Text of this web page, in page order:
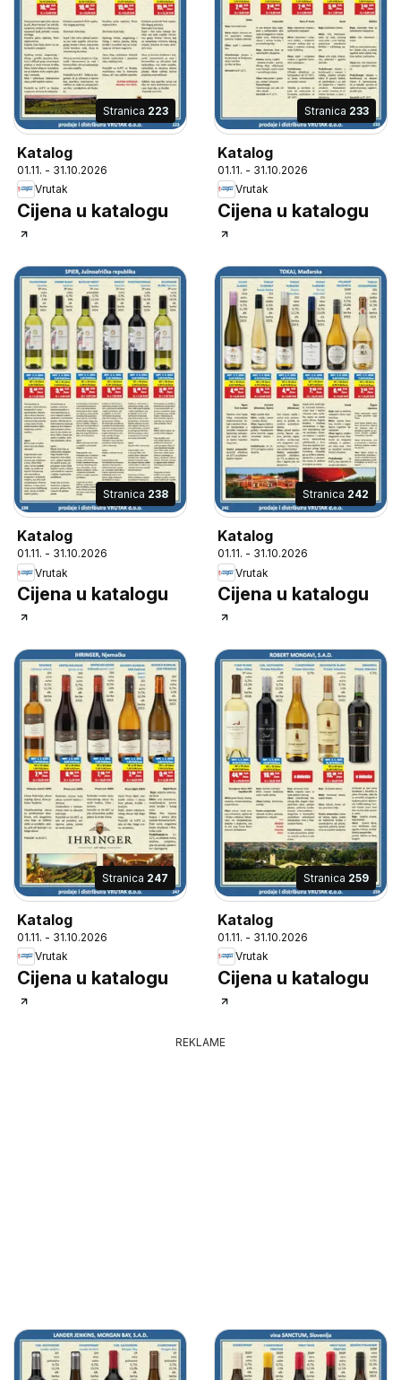
Stranica 223
Katalog
01.11. - 31.10.2026
Vrutak
Cijena u katalogu
Stranica 233
Katalog
01.11. - 31.10.2026
Vrutak
Cijena u katalogu
Stranica 238
Katalog
01.11. - 31.10.2026
Vrutak
Cijena u katalogu
Stranica 242
Katalog
01.11. - 31.10.2026
Vrutak
Cijena u katalogu
Stranica 247
Katalog
01.11. - 31.10.2026
Vrutak
Cijena u katalogu
Stranica 259
Katalog
01.11. - 31.10.2026
Vrutak
Cijena u katalogu
REKLAME